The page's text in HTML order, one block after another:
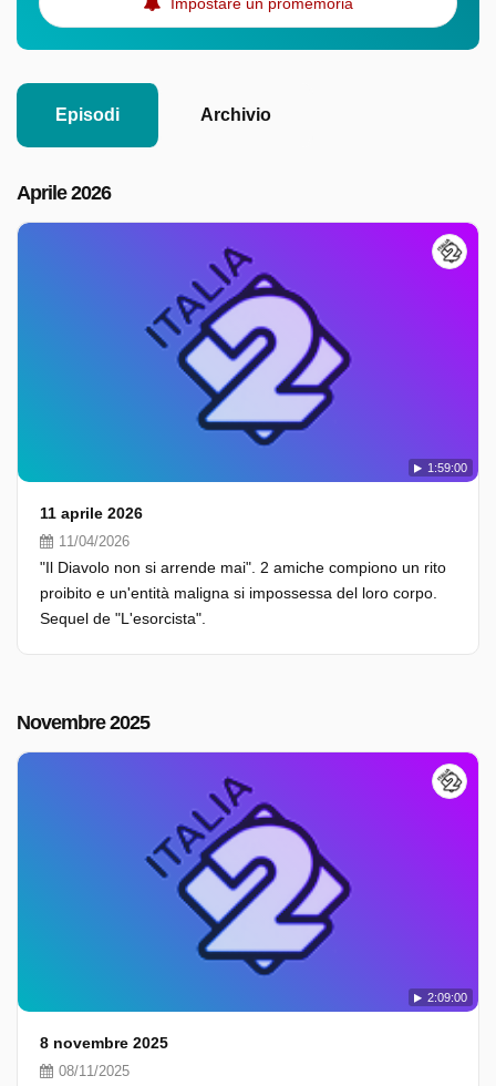
Episodi Archivio
Aprile 2026
1:59:00
11 aprile 2026
11/04/2026
"Il Diavolo non si arrende mai". 2 amiche compiono un rito
proibito e un'entità maligna si impossessa del loro corpo.
Sequel de "L'esorcista".
Novembre 2025
2:09:00
8 novembre 2025
08/11/2025